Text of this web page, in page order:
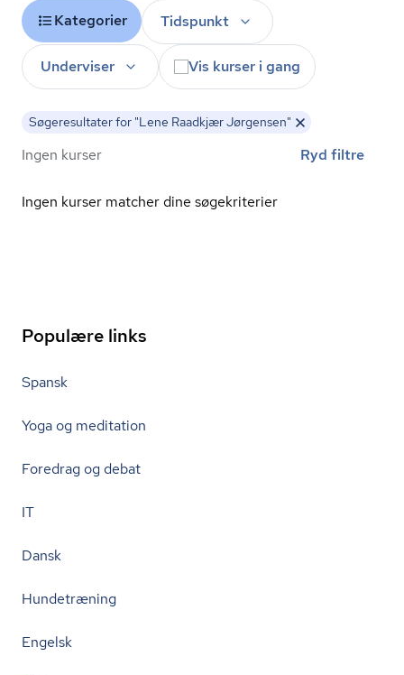
Kategorier Tidspunkt
Underviser Vis kurser i gang
Søgeresultater for "Lene Raadkjær Jørgensen"
Ingen kurser Ryd filtre
Ingen kurser matcher dine søgekriterier
Populære links
Spansk
Yoga og meditation
Foredrag og debat
IT
Dansk
Hundetræning
Engelsk